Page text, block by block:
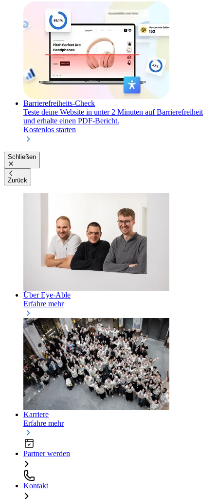
Barrierefreiheits-Check
Teste deine Website in unter 2 Minuten auf Barrierefreiheit
und erhalte einen PDF-Bericht.
Kostenlos starten
Schließen
Zurück
Über Eye-Able
Erfahre mehr
Karriere
Erfahre mehr
Partner werden
Kontakt